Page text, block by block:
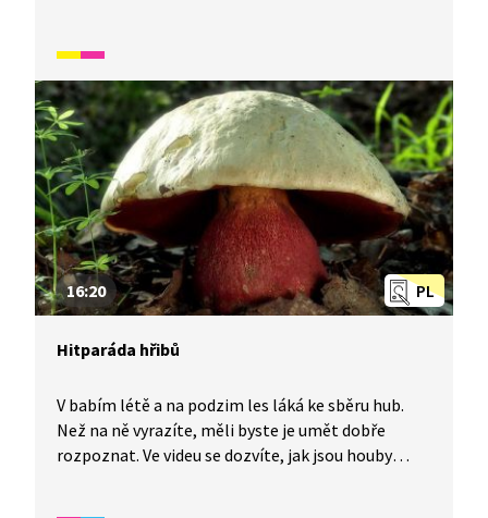
nasbírat, vytvářet z nich obrázky anebo si je
obtisknout na plát z modelíny. Nechte se Žížaláky
inspirovat k vytvoření vlastního plastelínového
světa.
PL
16:20
Hitparáda hřibů
V babím létě a na podzim les láká ke sběru hub.
Než na ně vyrazíte, měli byste je umět dobře
rozpoznat. Ve videu se dozvíte, jak jsou houby